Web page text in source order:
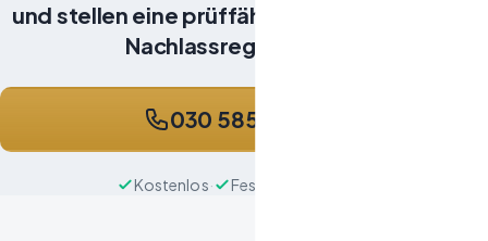
und stellen eine prüffähige Rechnung für die
Nachlassregelung aus.
030 585 816 730
Kostenlos· Festpreis